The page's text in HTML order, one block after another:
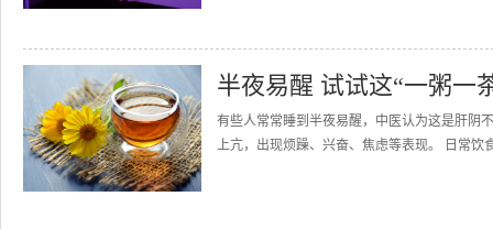
半夜易醒 试试这“一粥一
有些人常常睡到半夜易醒，中医认为这是肝阴
上亢，出现烦躁、兴奋、焦虑等表现。 日常饮